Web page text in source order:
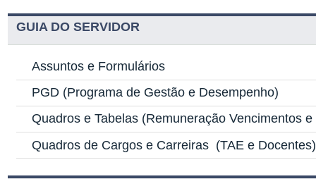
GUIA DO SERVIDOR
Assuntos e Formulários
PGD (Programa de Gestão e Desempenho)
Quadros e Tabelas (Remuneração Vencimentos
Quadros de Cargos e Carreiras (TAE e Docentes)